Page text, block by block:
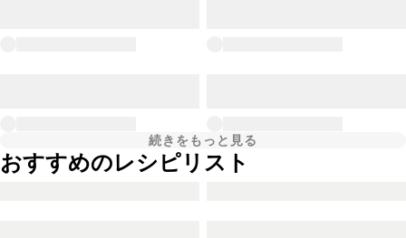
続きをもっと見る
おすすめのレシピリスト